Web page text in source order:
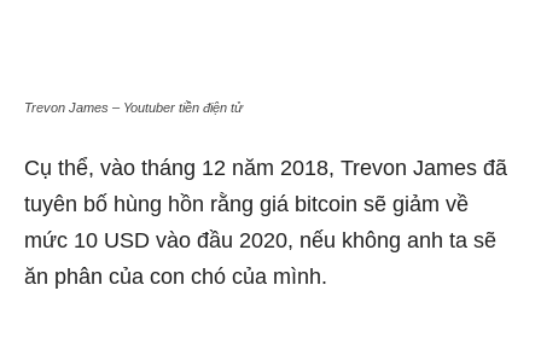
Trevon James – Youtuber tiền điện tử
Cụ thể, vào tháng 12 năm 2018, Trevon James đã
tuyên bố hùng hồn rằng giá bitcoin sẽ giảm về
mức 10 USD vào đầu 2020, nếu không anh ta sẽ
ăn phân của con chó của mình.